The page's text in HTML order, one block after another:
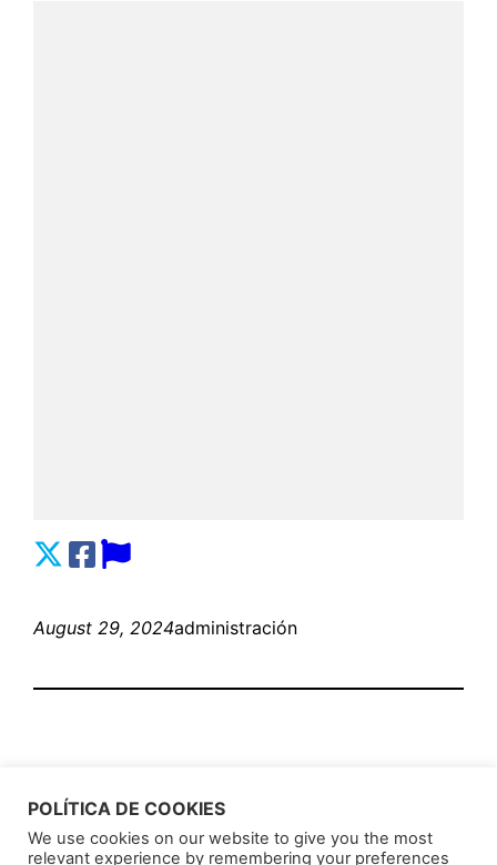
August 29, 2024administración
POLÍTICA DE COOKIES
We use cookies on our website to give you the most
relevant experience by remembering your preferences